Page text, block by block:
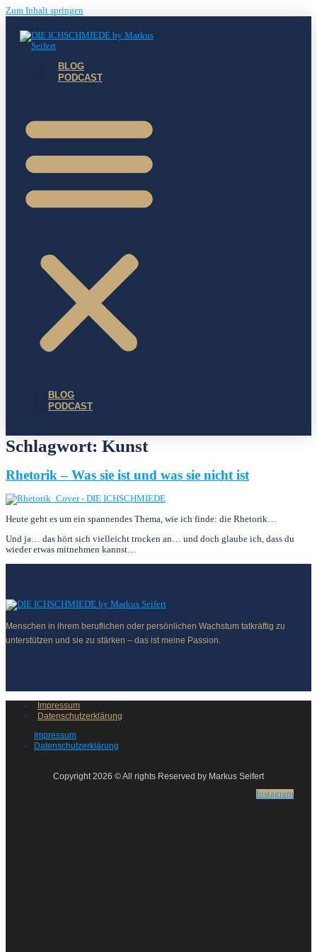
Zum Inhalt springen
BLOG
PODCAST
BLOG
PODCAST
Schlagwort: Kunst
Rhetorik – Was sie ist und was sie nicht ist
Heute geht es um ein spannendes Thema, wie ich finde: die Rhetorik…
Und ja… das hört sich viel­leicht trocken an… und doch glaube ich, dass du
wieder etwas mitnehmen kannst…
Menschen in ihrem beruflichen oder persönlichen Wachstum tatkräftig zu
unterstützen und sie zu stärken – das ist meine Passion.
Impressum
Datenschutzerklärung
Impressum
Datenschutzerklärung
Copyright 2026 © All rights Reserved by Markus Seifert
Instagram